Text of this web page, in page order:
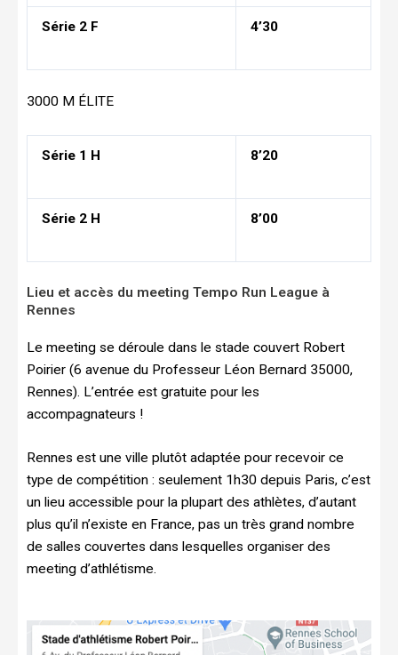
Série 2 F 4’30
3000 M ÉLITE
Série 1 H 8’20
Série 2 H 8’00
Lieu et accès du meeting Tempo Run League à
Rennes
Le meeting se déroule dans le stade couvert Robert
Poirier (6 avenue du Professeur Léon Bernard 35000,
Rennes). L’entrée est gratuite pour les
accompagnateurs !
Rennes est une ville plutôt adaptée pour recevoir ce
type de compétition : seulement 1h30 depuis Paris, c’est
un lieu accessible pour la plupart des athlètes, d’autant
plus qu’il n’existe en France, pas un très grand nombre
de salles couvertes dans lesquelles organiser des
meeting d’athlétisme.